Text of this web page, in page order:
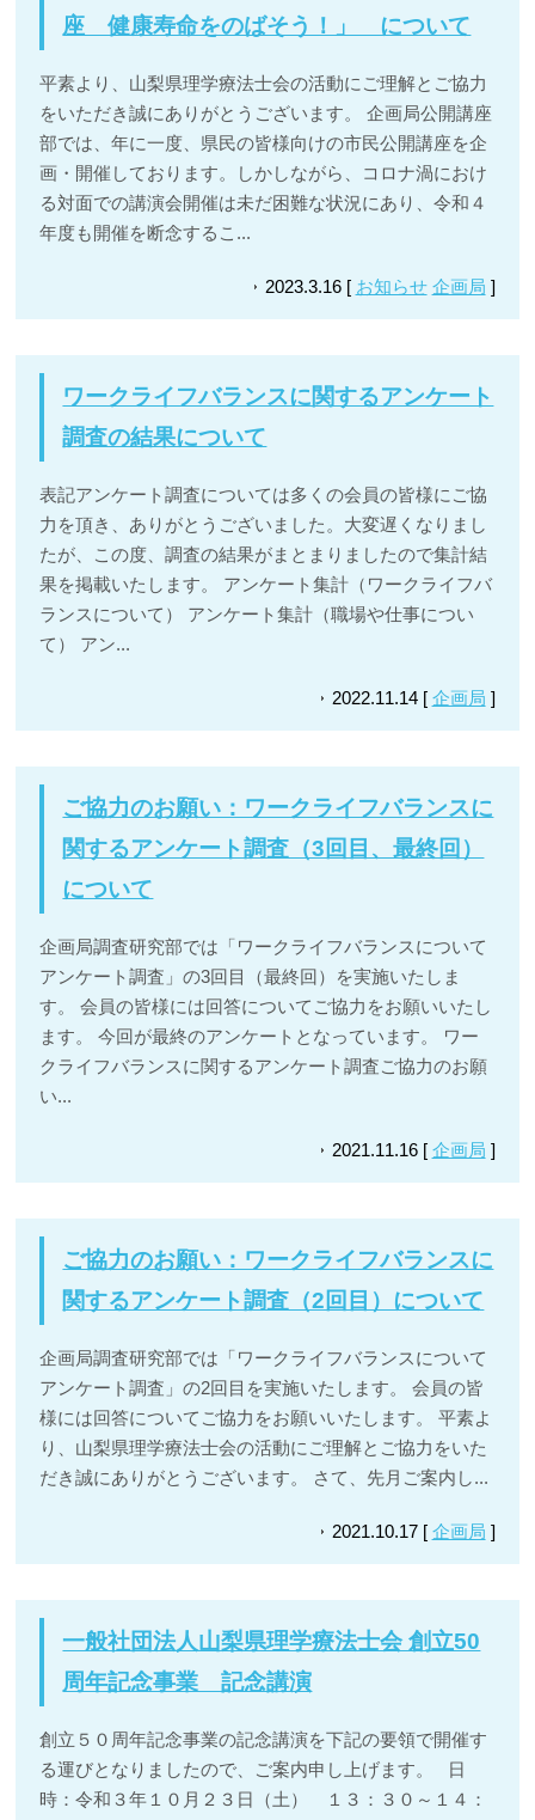
座 健康寿命をのばそう！」 について
平素より、山梨県理学療法士会の活動にご理解とご協力
をいただき誠にありがとうございます。 企画局公開講座
部では、年に一度、県民の皆様向けの市民公開講座を企
画・開催しております。しかしながら、コロナ渦におけ
る対面での講演会開催は未だ困難な状況にあり、令和４
年度も開催を断念するこ...
2023.3.16 [ お知らせ 企画局 ]
ワークライフバランスに関するアンケート
調査の結果について
表記アンケート調査については多くの会員の皆様にご協
力を頂き、ありがとうございました。大変遅くなりまし
たが、この度、調査の結果がまとまりましたので集計結
果を掲載いたします。 アンケート集計（ワークライフバ
ランスについて） アンケート集計（職場や仕事につい
て） アン...
2022.11.14 [ 企画局 ]
ご協力のお願い：ワークライフバランスに
関するアンケート調査（3回目、最終回）
について
企画局調査研究部では「ワークライフバランスについて
アンケート調査」の3回目（最終回）を実施いたしま
す。 会員の皆様には回答についてご協力をお願いいたし
ます。 今回が最終のアンケートとなっています。 ワー
クライフバランスに関するアンケート調査ご協力のお願
い...
2021.11.16 [ 企画局 ]
ご協力のお願い：ワークライフバランスに
関するアンケート調査（2回目）について
企画局調査研究部では「ワークライフバランスについて
アンケート調査」の2回目を実施いたします。 会員の皆
様には回答についてご協力をお願いいたします。 平素よ
り、山梨県理学療法士会の活動にご理解とご協力をいた
だき誠にありがとうございます。 さて、先月ご案内し...
2021.10.17 [ 企画局 ]
一般社団法人山梨県理学療法士会 創立50
周年記念事業 記念講演
創立５０周年記念事業の記念講演を下記の要領で開催す
る運びとなりましたので、ご案内申し上げます。 日
時：令和３年１０月２３日（土） １３：３０～１４：